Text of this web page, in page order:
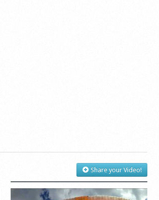
Share your Video!